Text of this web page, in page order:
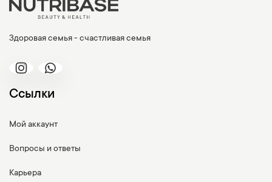
Здоровая семья - счастливая семья
Ссылки
Мой аккаунт
Вопросы и ответы
Карьера